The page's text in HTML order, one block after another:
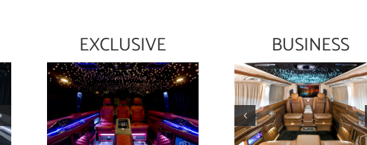
EXCLUSIVE BUSINESS